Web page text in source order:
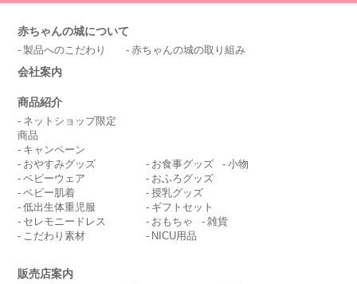
赤ちゃんの城について
製品へのこだわり 赤ちゃんの城の取り組み
会社案内
商品紹介
ネットショップ限定
商品
キャンペーン
おやすみグッズ
ベビーウェア
ベビー肌着
低出生体重児服
セレモニードレス
こだわり素材
お食事グッズ
小物
おふろグッズ
授乳グッズ
ギフトセット
おもちゃ
雑貨
NICU用品
販売店案内